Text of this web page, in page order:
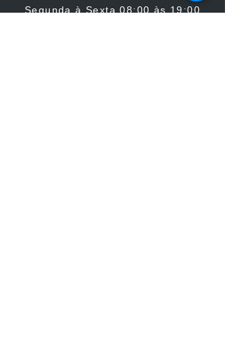
Segunda à Sexta08:00 às 19:00